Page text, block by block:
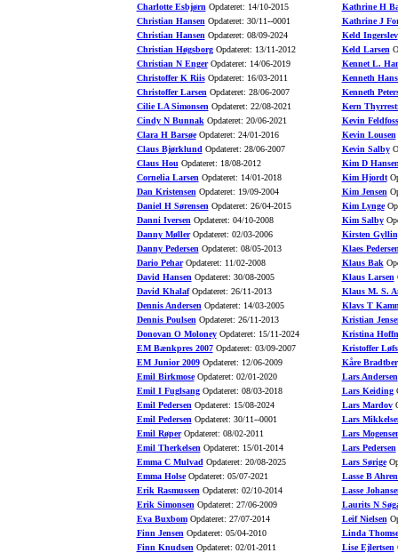
Charlotte Esbjørn Opdateret: 14/10-2015
Christian Hansen Opdateret: 30/11--0001
Christian Hansen Opdateret: 08/09-2024
Christian HøgsborgOpdateret: 13/11-2012
Christian N EngerOpdateret: 14/06-2019
Christoffer K RiisOpdateret: 16/03-2011
Christoffer Larsen Opdateret: 28/06-2007
Cilie LA Simonsen Opdateret: 22/08-2021
Cindy N Bunnak Opdateret: 20/06-2021
Clara H BarsøeOpdateret: 24/01-2016
Claus Bjørklund Opdateret: 28/06-2007
Claus Hou Opdateret: 18/08-2012
Cornelia Larsen Opdateret: 14/01-2018
Dan Kristensen Opdateret: 19/09-2004
Daniel H Sørensen Opdateret: 26/04-2015
Danni Iversen Opdateret: 04/10-2008
Danny MøllerOpdateret: 02/03-2006
Danny Pedersen Opdateret: 08/05-2013
Dario PeharOpdateret: 11/02-2008
David Hansen Opdateret: 30/08-2005
David KhalafOpdateret: 26/11-2013
Dennis Andersen Opdateret: 14/03-2005
Dennis Poulsen Opdateret: 26/11-2013
Donovan O MoloneyOpdateret: 15/11-2024
EM Bænkpres 2007Opdateret: 03/09-2007
EM Junior 2009Opdateret: 12/06-2009
Emil BirkmoseOpdateret: 02/01-2020
Emil I FuglsangOpdateret: 08/03-2018
Emil Pedersen Opdateret: 15/08-2024
Emil Pedersen Opdateret: 30/11--0001
Emil RøperOpdateret: 08/02-2011
Emil Therkelsen Opdateret: 15/01-2014
Emma C Mulvad Opdateret: 20/08-2025
Emma HolseOpdateret: 05/07-2021
Erik Rasmussen Opdateret: 02/10-2014
Erik Simonsen Opdateret: 27/06-2009
Eva BuxbomOpdateret: 27/07-2014
Finn Jensen Opdateret: 05/04-2010
Finn Knudsen Opdateret: 02/01-2011
Kathrine H
Kathrine J
Keld Ingerslev
Keld Larsen
Kennet L.
Kenneth
Kenneth
Kern
Kevin Feldfoss
Kevin Lousen
Kevin Salby
Kim D
Kim Hjordt
Kim Jensen
Kim Lynge
Kim Salby
Kirsten
Klaes
Klaus Bak
Klaus Larsen
Klaus M. S.
Klavs T
Kristian
Kristina
Kristoffer
Kåre
Lars Andersen
Lars Keiding
Lars Mardov
Lars
Lars
Lars Pedersen
Lars Sørige
Lasse B
Lasse
Laurits N
Leif Nielsen
Linda
Lise Ejlertsen